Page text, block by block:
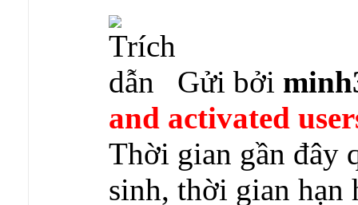
Gửi bởi
and activated
Thời gian gần đây
sinh, thời gian hạn